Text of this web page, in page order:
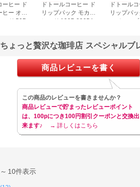
ーヒー ド
ヒー オリ
ンド 50P
ドトールコーヒー ド
リップパック モカブ
レンド 100P 23654
ドトール
リップパ
ンジャロ
ょっと贅沢な珈琲店 スペシャルブ
商品レビューを書く
この商品のレビューを書きませんか？
商品レビューで貯まったレビューポイント
は、100pにつき100円割引クーポンと交換出
来ます♪
→ 詳しくはこちら
～ 10件表示